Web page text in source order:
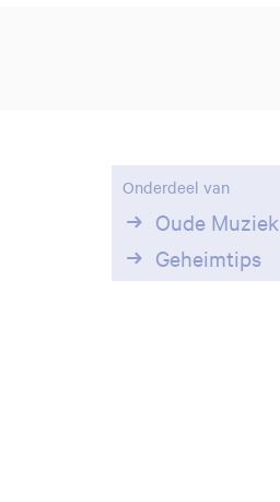
Onderdeel van
Oude Muziek
Geheimtips